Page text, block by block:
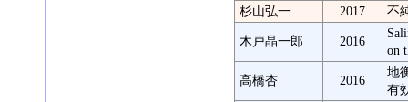
杉山弘一
2017 不
木戸晶一郎 2016
on
高橋杏 2016
地
有